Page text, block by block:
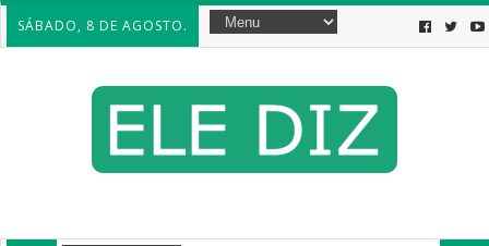
SÁBADO, 8 DE AGOSTO.